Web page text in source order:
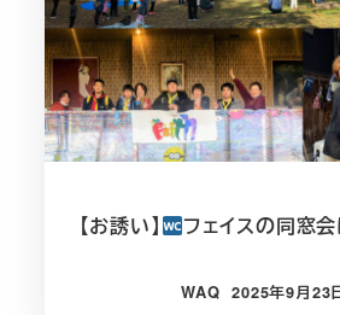
【お誘い】 フェイスの同窓
WAQ 投稿日
2025年9月23